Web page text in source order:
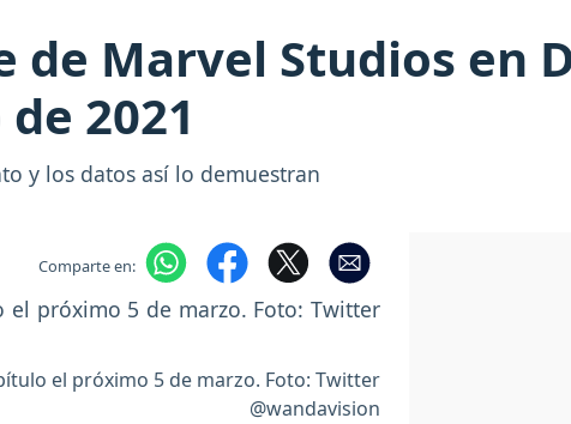
de Marvel Studios en
2021
y los datos así lo demuestran
Comparte en:
el próximo 5 de marzo. Foto: Twitter
@wandavision